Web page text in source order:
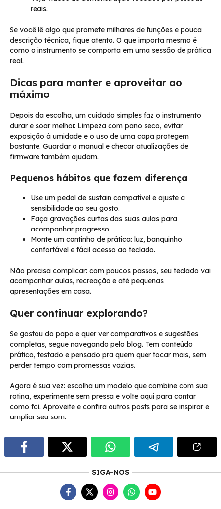
reais.
Se você lê algo que promete milhares de funções e pouca
descrição técnica, fique atento. O que importa mesmo é
como o instrumento se comporta em uma sessão de prática
real.
Dicas para manter e aproveitar ao
máximo
Depois da escolha, um cuidado simples faz o instrumento
durar e soar melhor. Limpeza com pano seco, evitar
exposição à umidade e o uso de uma capa protegem
bastante. Guardar o manual e checar atualizações de
firmware também ajudam.
Pequenos hábitos que fazem diferença
Use um pedal de sustain compatível e ajuste a
sensibilidade ao seu gosto.
Faça gravações curtas das suas aulas para
acompanhar progresso.
Monte um cantinho de prática: luz, banquinho
confortável e fácil acesso ao teclado.
Não precisa complicar: com poucos passos, seu teclado vai
acompanhar aulas, recreação e até pequenas
apresentações em casa.
Quer continuar explorando?
Se gostou do papo e quer ver comparativos e sugestões
completas, segue navegando pelo blog. Tem conteúdo
prático, testado e pensado pra quem quer tocar mais, sem
perder tempo com promessas vazias.
Agora é sua vez: escolha um modelo que combine com sua
rotina, experimente sem pressa e volte aqui para contar
como foi. Aproveite e confira outros posts para se inspirar e
ampliar seu som.
SIGA-NOS